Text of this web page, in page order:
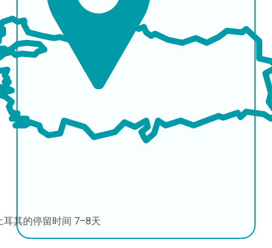
耳其的停留时间 7–8天